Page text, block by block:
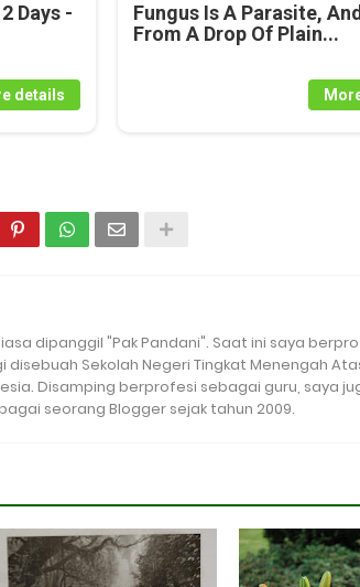
Days -
details
Fungus Is A Parasite,
From A Drop Of Plain...
dipanggil "Pak Pandani". Saat ini saya
disebuah Sekolah Negeri Tingkat Menengah
Disamping berprofesi sebagai guru, saya
seorang Blogger sejak tahun 2009.